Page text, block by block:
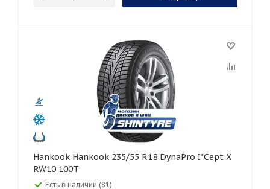
Hankook Hankook 235/55 R18 DynaPro I*Cept X
RW10 100T
Есть в наличии (81)